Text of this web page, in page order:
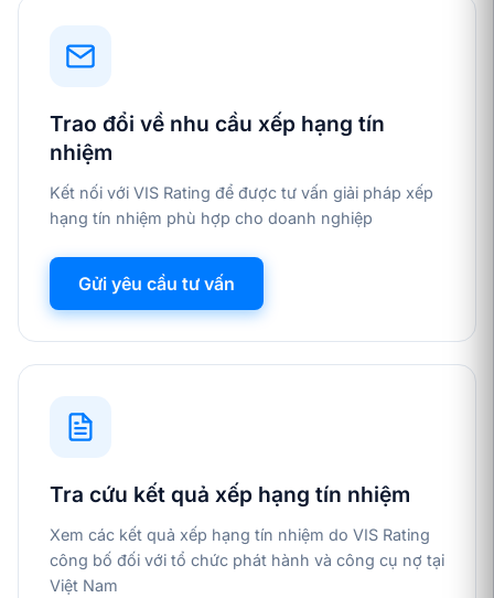
Trao đổi về nhu cầu xếp hạng tín
nhiệm
Kết nối với VIS Rating để được tư vấn giải pháp xếp
hạng tín nhiệm phù hợp cho doanh nghiệp
Gửi yêu cầu tư vấn
Tra cứu kết quả xếp hạng tín nhiệm
Xem các kết quả xếp hạng tín nhiệm do VIS Rating
công bố đối với tổ chức phát hành và công cụ nợ tại
Việt Nam